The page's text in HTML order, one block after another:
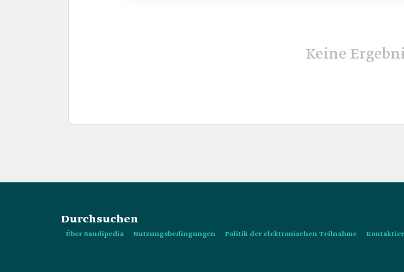
Keine
Durchsuchen
Über Saudipedia Nutzungsbedingungen Politik der elektronischen Teilnahme